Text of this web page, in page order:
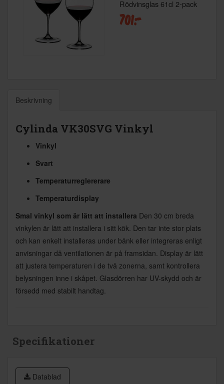
Rödvinsglas 61cl 2-pack
701:-
Beskrivning
Cylinda VK30SVG Vinkyl
Vinkyl
Svart
Temperaturreglererare
Temperaturdisplay
Smal vinkyl som är lätt att installera Den 30 cm breda
vinkylen är lätt att installera i sitt kök. Den tar inte stor plats
och kan enkelt installeras under bänk eller integreras enligt
anvisningar då ventilationen är på framsidan. Display är lätt
att justera temperaturen i de två zonerna, samt kontrollera
belysningen inne i skåpet. Glasdörren har UV-skydd och är
försedd med stabilt handtag.
Specifikationer
Datablad